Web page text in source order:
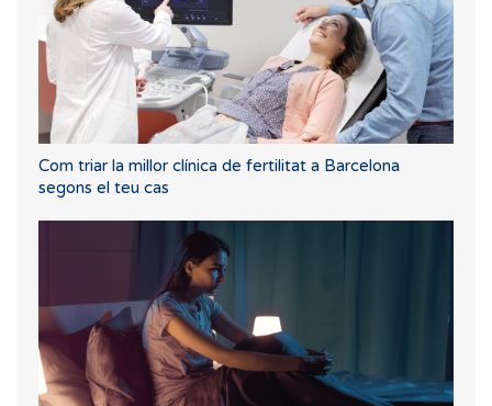
Com triar la millor clínica de fertilitat a Barcelona
segons el teu cas